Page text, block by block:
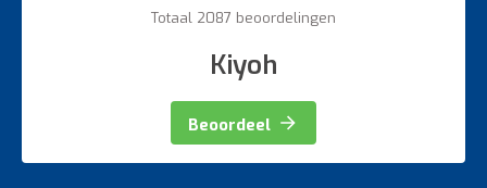
Totaal 2087 beoordelingen
Kiyoh
Beoordeel